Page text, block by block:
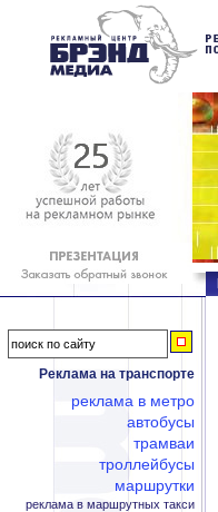
Реклама на транспорте
реклама в метро
автобусы
трамваи
троллейбусы
маршрутки
реклама в маршрутных такси